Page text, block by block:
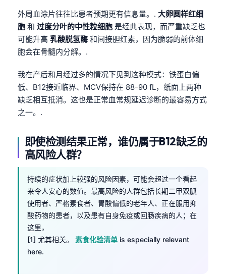
外周血涂片往往比患者预期更有信息量。. 大卵圆样红细
胞 和 过度分叶的中性粒细胞 是经典表现，而严重缺乏也
可能升高 乳酸脱氢酶 和间接胆红素，因为脆弱的前体细
胞会在骨髓内分解。.
我在产后和月经过多的情况下见到这种模式：铁蛋白偏
低、B12接近临界、MCV保持在 88-90 fL，纸面上两种
缺乏相互抵消。这也是正常血常规延迟诊断的最容易方式
之一。.
即使检测结果正常，谁仍属于B12缺乏的
高风险人群？
持续的症状加上较强的风险因素，可能会超过一个看起
来令人安心的数值。最高风险的人群包括长期二甲双胍
使用者、严格素食者、胃酸偏低的老年人、正在服用抑
酸药物的患者，以及患有自身免疫或回肠疾病的人；在
这里，
[1] 尤其相关。 素食化验清单 is especially relevant
here.
ગુજરાતી
ಕನ್ನಡ
മലയാളം
Bahasa Melayu
Tiếng Việt
Tagalog
ไทย
Kiswahili
አማርኛ
O‘zbekcha
Català
Қазақ тілі